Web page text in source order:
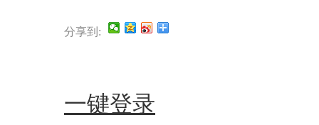
分享到:
一键登录